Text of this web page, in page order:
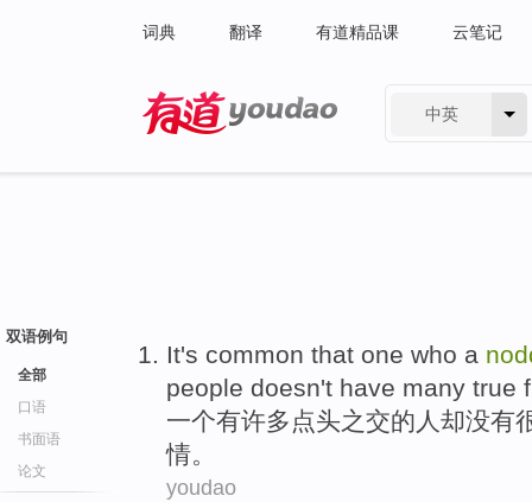
词典 翻译 有道精品课 云笔记
中英
双语例句
全部
口语
书面语
论文
It's common that one who a
people doesn't have many true
一个有许多 点头之交的 人 却没有
情。
youdao